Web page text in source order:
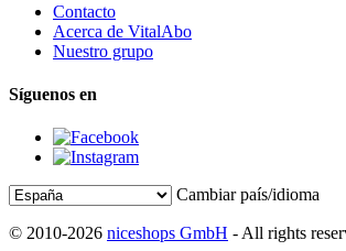
Contacto
Acerca de VitalAbo
Nuestro grupo
Síguenos en
Cambiar país/idioma
© 2010-2026 niceshops GmbH - All rights